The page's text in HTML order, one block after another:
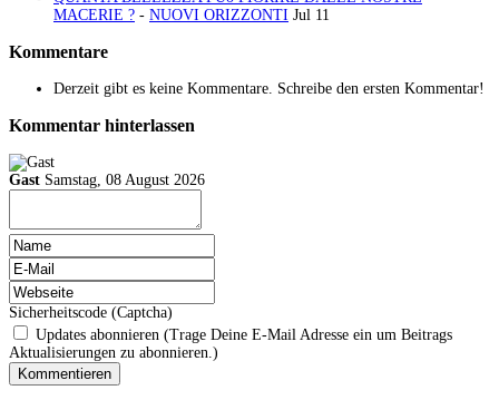
MACERIE ? - NUOVI ORIZZONTI Jul 11
Kommentare
Derzeit gibt es keine Kommentare. Schreibe den ersten Kommentar!
Kommentar hinterlassen
Gast Samstag, 08 August 2026
Sicherheitscode (Captcha)
Updates abonnieren (Trage Deine E-Mail Adresse ein um Beitrags
Aktualisierungen zu abonnieren.)